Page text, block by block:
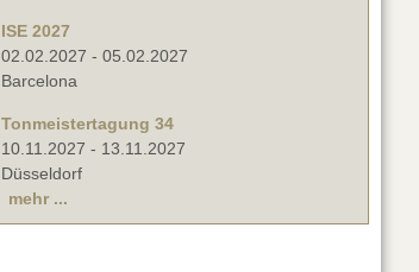
ISE 2027
02.02.2027 - 05.02.2027
Barcelona
Tonmeistertagung 34
10.11.2027 - 13.11.2027
Düsseldorf
mehr ...